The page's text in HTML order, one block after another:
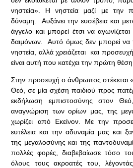
νηστεία». Η νηστεία μαζί με την
δύναμη. Αυξάνει την ευσέβεια και
άγγελο και μπορεί έτσι να
δαιμόνων. Αυτό όμως δεν μπορεί να
νηστεία, αλλά χρειάζεται και
είναι αυτή που κατέχει την πρώτη θέση.
Στην προσευχή ο άνθρωπος στέκεται
Θεό, σε μία σχέση παιδιού προς
εκδήλωση εμπιστοσύνης στον
αναγνώριση των ορίων μας, της
χωρίζει από Εκείνον. Με την
ευτέλεια και την αδυναμία μας και
της μεγαλοσύνης και της
πολλές φορές, διαβεβαίωσε τόσο
όλους τους ακροατές του,